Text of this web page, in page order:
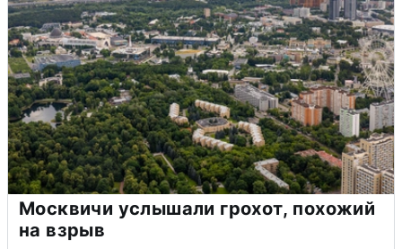
Москвичи услышали грохот, похожий
на взрыв